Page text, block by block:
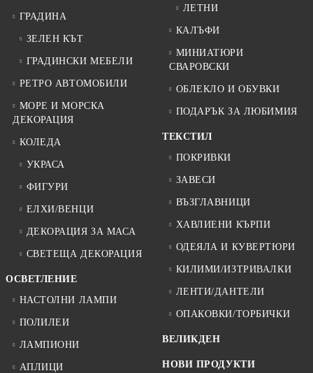
ГРАДИНА
ЗЕЛЕН КЪТ
ГРАДИНСКИ МЕБЕЛИ
РЕТРО АВТОМОБИЛИ
МОРЕ И МОРСКА
ДЕКОРАЦИЯ
КОЛЕДА
УКРАСА
ФИГУРИ
ЕЛХИ/ВЕНЦИ
ДЕКОРАЦИЯ ЗА МАСА
СВЕТЕЩА ДЕКОРАЦИЯ
ОСВЕТЛЕНИЕ
НАСТОЛНИ ЛАМПИ
ПОЛИЛЕИ
ЛАМПИОНИ
АПЛИЦИ
ЛЕТНИ
КАЛЪФИ
МИНИАТЮРИ
СВАРОВСКИ
ОБЛЕКЛО И ОБУВКИ
ПОДАРЪК ЗА ЛЮБИМИЯ
ТЕКСТИЛ
ПОКРИВКИ
ЗАВЕСИ
ВЪЗГЛАВНИЦИ
ХАВЛИЕНИ КЪРПИ
ОДЕЯЛА И КУВЕРТЮРИ
КИЛИМИ/ИЗТРИВАЛКИ
ЛЕНТИ/ДАНТЕЛИ
ОПАКОВКИ/ТОРБИЧКИ
ВЕЛИКДЕН
НОВИ ПРОДУКТИ